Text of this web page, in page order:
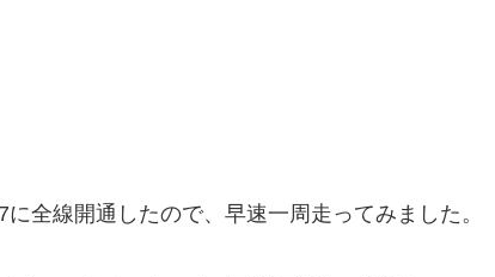
全線開通したので、早速一周走ってみました。